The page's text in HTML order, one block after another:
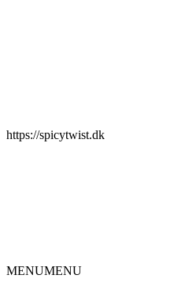
https://spicytwist.dk
MENUMENU